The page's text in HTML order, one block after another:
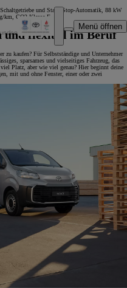
Menü öffnen
und Start-/Stop-Automatik, 88 kW
km, CO2-Klasse F.
flexibel im Beruf
zu kaufen? Für Selbstständige und Unternehmer
sparsames und vielseitiges Fahrzeug, das
Platz, aber wie viel genau? Hier beginnt deine
mit und ohne Fenster, einer oder zwei